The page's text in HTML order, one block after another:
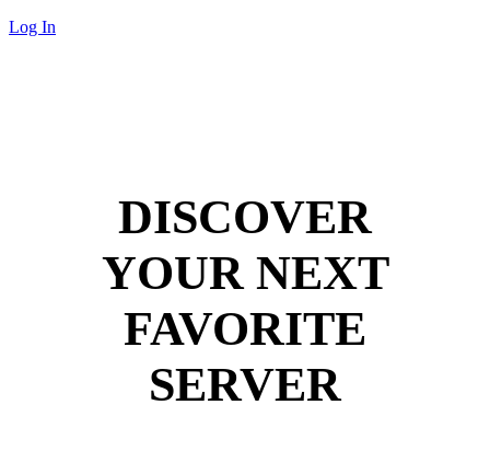
Log In
DISCOVER
YOUR NEXT
FAVORITE
SERVER